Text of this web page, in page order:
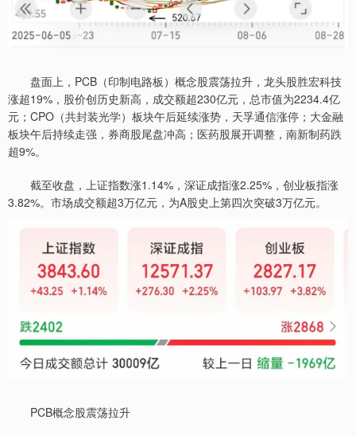
盘面上，PCB（印制电路板）概念股震荡拉升，龙头股胜宏科技
涨超19%，股价创历史新高，成交额超230亿元，总市值为2234.4亿
元；CPO（共封装光学）板块午后延续涨势，天孚通信涨停；大金融
板块午后持续走强，券商股尾盘冲高；医药股展开调整，南新制药跌
超9%。
截至收盘，上证指数涨1.14%，深证成指涨2.25%，创业板指涨
3.82%。市场成交额超3万亿元，为A股史上第四次突破3万亿元。
PCB概念股震荡拉升